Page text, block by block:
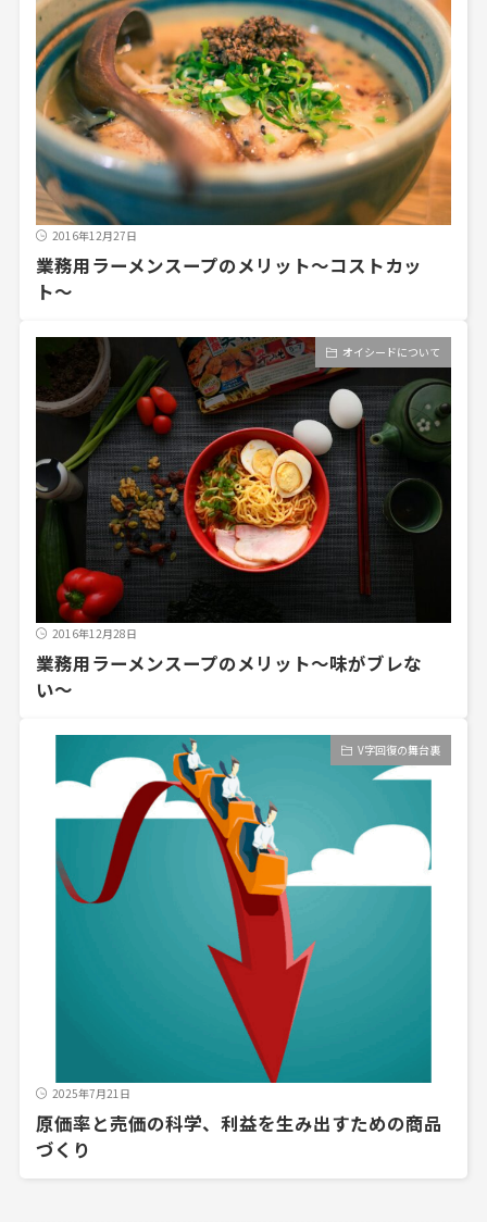
2016年12月27日
業務用ラーメンスープのメリット〜コストカッ
ト〜
オイシードについて
2016年12月28日
業務用ラーメンスープのメリット〜味がブレな
い〜
V字回復の舞台裏
2025年7月21日
原価率と売価の科学、利益を生み出すための商品
づくり